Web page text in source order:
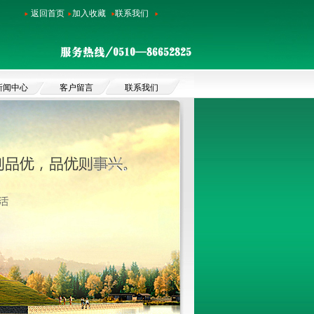
返回首页 加入收藏 联系我们
闻中心 客户留言 联系我们